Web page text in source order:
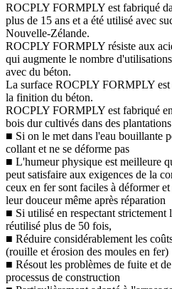
ROCPLY FORMPLY est fabriqué
plus de 15 ans et a été utilisé avec
Nouvelle-Zélande.
ROCPLY FORMPLY résiste aux
qui augmente le nombre
avec du béton.
La surface ROCPLY FORMPLY est
la finition du béton.
ROCPLY FORMPLY est fabriqué
bois dur cultivés dans des
■ Si on le met dans l'eau bouillante
collant et ne se déforme pas
■ L'humeur physique est meilleure
peut satisfaire aux exigences de la
ceux en fer sont faciles à déformer
leur douceur même après réparation
■ Si utilisé en respectant strictement
réutilisé plus de 50 fois,
■ Réduire considérablement les
(rouille et érosion des moules en fer)
■ Résout les problèmes de fuite et
processus de construction